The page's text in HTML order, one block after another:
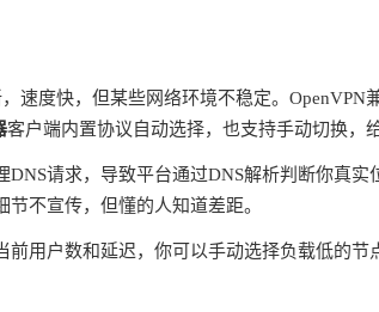
速度快，但某些网络环境不稳定。OpenVPN
客户端内置协议自动选择，也支持手动切换，
请求，导致平台通过DNS解析判断你真实
不宣传，但懂的人知道差距。
用户数和延迟，你可以手动选择负载低的节